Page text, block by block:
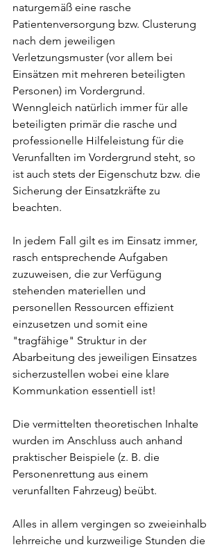
naturgemäß eine rasche
Patientenversorgung bzw. Clusterung
nach dem jeweiligen
Verletzungsmuster (vor allem bei
Einsätzen mit mehreren beteiligten
Personen) im Vordergrund.
Wenngleich natürlich immer für alle
beteiligten primär die rasche und
professionelle Hilfeleistung für die
Verunfallten im Vordergrund steht, so
ist auch stets der Eigenschutz bzw. die
Sicherung der Einsatzkräfte zu
beachten.
In jedem Fall gilt es im Einsatz immer,
rasch entsprechende Aufgaben
zuzuweisen, die zur Verfügung
stehenden materiellen und
personellen Ressourcen effizient
einzusetzen und somit eine
"tragfähige" Struktur in der
Abarbeitung des jeweiligen Einsatzes
sicherzustellen wobei eine klare
Kommunkation essentiell ist!
Die vermittelten theoretischen Inhalte
wurden im Anschluss auch anhand
praktischer Beispiele (z. B. die
Personenrettung aus einem
verunfallten Fahrzeug) beübt.
Alles in allem vergingen so zweieinhalb
lehrreiche und kurzweilige Stunden die